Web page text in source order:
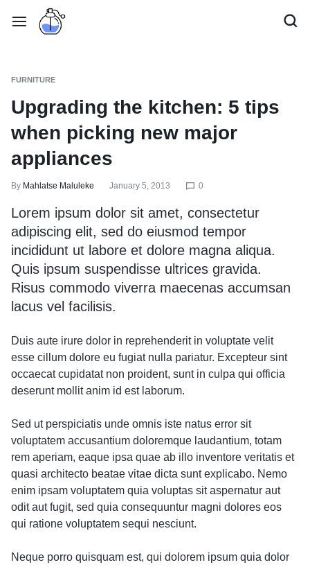
FURNITURE
Upgrading the kitchen: 5 tips
when picking new major
appliances
By Mahlatse Maluleke January 5, 2013 0
Lorem ipsum dolor sit amet, consectetur
adipiscing elit, sed do eiusmod tempor
incididunt ut labore et dolore magna aliqua.
Quis ipsum suspendisse ultrices gravida.
Risus commodo viverra maecenas accumsan
lacus vel facilisis.
Duis aute irure dolor in reprehenderit in voluptate velit
esse cillum dolore eu fugiat nulla pariatur. Excepteur sint
occaecat cupidatat non proident, sunt in culpa qui officia
deserunt mollit anim id est laborum.
Sed ut perspiciatis unde omnis iste natus error sit
voluptatem accusantium doloremque laudantium, totam
rem aperiam, eaque ipsa quae ab illo inventore veritatis et
quasi architecto beatae vitae dicta sunt explicabo. Nemo
enim ipsam voluptatem quia voluptas sit aspernatur aut
odit aut fugit, sed quia consequuntur magni dolores eos
qui ratione voluptatem sequi nesciunt.
Neque porro quisquam est, qui dolorem ipsum quia dolor